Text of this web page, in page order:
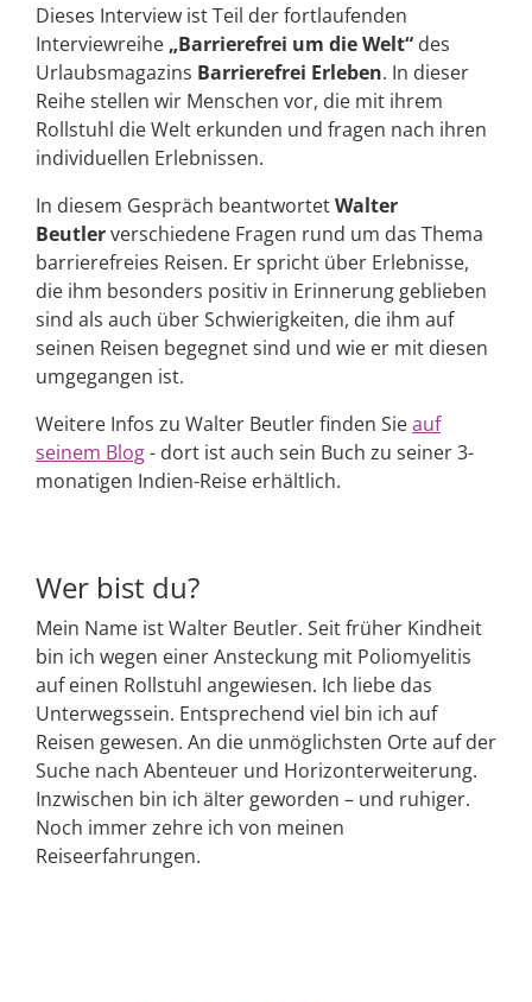
Dieses Interview ist Teil der fortlaufenden
Interviewreihe „Barrierefrei um die Welt“ des
Urlaubsmagazins Barrierefrei Erleben. In dieser
Reihe stellen wir Menschen vor, die mit ihrem
Rollstuhl die Welt erkunden und fragen nach ihren
individuellen Erlebnissen.
In diesem Gespräch beantwortetWalter
Beutlerverschiedene Fragen rund um das Thema
barrierefreies Reisen. Er spricht über Erlebnisse,
die ihm besonders positiv in Erinnerung geblieben
sind als auch über Schwierigkeiten, die ihm auf
seinen Reisen begegnet sind und wie er mit diesen
umgegangen ist.
Weitere Infos zu Walter Beutler finden Sieauf
seinem Blog- dort ist auch sein Buch zu seiner 3-
monatigen Indien-Reise erhältlich.
Wer bist du?
Mein Name ist Walter Beutler. Seit früher Kindheit
bin ich wegen einer Ansteckung mit Poliomyelitis
auf einen Rollstuhl angewiesen. Ich liebe das
Unterwegssein. Entsprechend viel bin ich auf
Reisen gewesen. An die unmöglichsten Orte auf der
Suche nach Abenteuer und Horizonterweiterung.
Inzwischen bin ich älter geworden – und ruhiger.
Noch immer zehre ich von meinen
Reiseerfahrungen.